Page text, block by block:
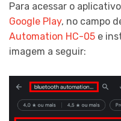
Para acessar o
Google Play, no campo
Automation HC-05 e
imagem a seguir: